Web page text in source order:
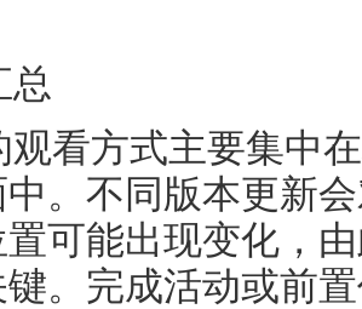
总
观看方式主要集中
。不同版本更新
可能出现变化，
键。完成活动或前